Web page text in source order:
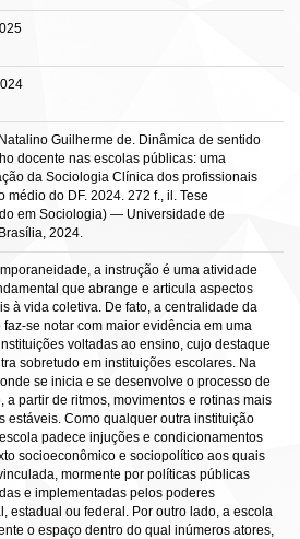
Guilherme de. Dinâmica de sentido
docente nas escolas públicas: uma
da Sociologia Clínica dos profissionais
médio do DF. 2024. 272 f., il. Tese
em Sociologia) — Universidade de
2024.
a instrução é uma atividade
que abrange e articula aspectos
à vida coletiva. De fato, a centralidade da
faz-se notar com maior evidência em uma
voltadas ao ensino, cujo destaque
sobretudo em instituições escolares. Na
se inicia e se desenvolve o processo de
a partir de ritmos, movimentos e rotinas mais
estáveis. Como qualquer outra instituição
padece injuções e condicionamentos
socioeconômico e sociopolítico aos quais
mormente por políticas públicas
e implementadas pelos poderes
estadual ou federal. Por outro lado, a escola
o espaço dentro do qual inúmeros atores,